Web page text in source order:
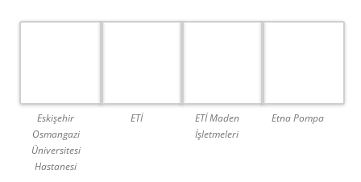
Eskişehir
Osmangazi
Üniversitesi
Hastanesi
ETİ
ETİ Maden
İşletmeleri
Etna Pompa